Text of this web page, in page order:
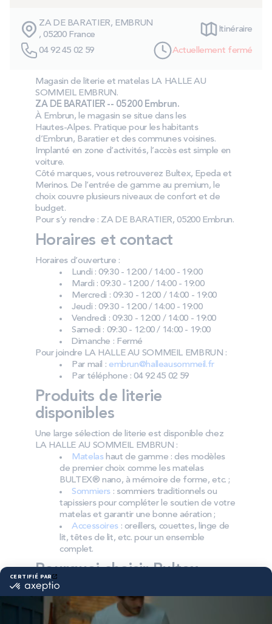
Technologie bultex
Nos engagements
Storelocator
ContactMon compte
ZA DE BARATIER, EMBRUN
, 05200 France
Itinéraire
04 92 45 02 59 Actuellement fermé
Magasin de literie et matelas LA HALLE AU
SOMMEIL EMBRUN.
ZA DE BARATIER -- 05200 Embrun.
À Embrun, le magasin se situe dans les
Hautes‑Alpes. Pratique pour les habitants
d’Embrun, Baratier et des communes voisines.
Implanté en zone d’activités, l’accès est simple en
voiture.
Côté marques, vous retrouverez Bultex, Epeda et
Merinos. De l’entrée de gamme au premium, le
choix couvre plusieurs niveaux de confort et de
budget.
Pour s’y rendre : ZA DE BARATIER, 05200 Embrun.
Horaires et contact
Horaires d’ouverture :
Lundi : 09:30 - 12:00 / 14:00 - 19:00
Mardi : 09:30 - 12:00 / 14:00 - 19:00
Mercredi : 09:30 - 12:00 / 14:00 - 19:00
Jeudi : 09:30 - 12:00 / 14:00 - 19:00
Vendredi : 09:30 - 12:00 / 14:00 - 19:00
Samedi : 09:30 - 12:00 / 14:00 - 19:00
Dimanche : Fermé
Pour joindre LA HALLE AU SOMMEIL EMBRUN :
Par mail : embrun@halleausommeil.fr
Par téléphone : 04 92 45 02 59
Produits de literie
disponibles
Une large sélection de literie est disponible chez
LA HALLE AU SOMMEIL EMBRUN :
Matelashaut de gamme : des modèles
de premier choix comme les matelas
BULTEX® nano, à mémoire de forme, etc. ;
Sommiers : sommiers traditionnels ou
tapissiers pour compléter le soutien de votre
matelas et garantir une bonne aération ;
Accessoires: oreillers, couettes, linge de
lit, têtes de lit, etc. pour un ensemble
complet.
Pourquoi choisir Bultex
comme literie ?
Bultex est l’une des marques préférées et la plus
détenue des Français*. Son savoir‑faire en mousse